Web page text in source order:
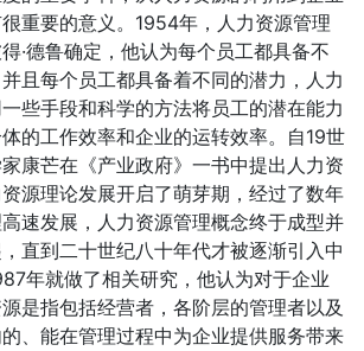
重要的意义。1954年，人力资源管理
·德鲁确定，他认为每个员工都具备不
且每个员工都具备着不同的潜力，人力
些手段和科学的方法将员工的潜在能力
的工作效率和企业的运转效率。自19世
康芒在《产业政府》一书中提出人力资
源理论发展开启了萌芽期，经过了数年
速发展，人力资源管理概念终于成型并
直到二十世纪八十年代才被逐渐引入中
年就做了相关研究，他认为对于企业
是指包括经营者，各阶层的管理者以及
、能在管理过程中为企业提供服务带来